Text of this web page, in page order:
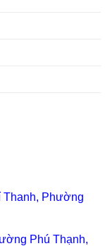
Thanh, Phường
Phú Thạnh,